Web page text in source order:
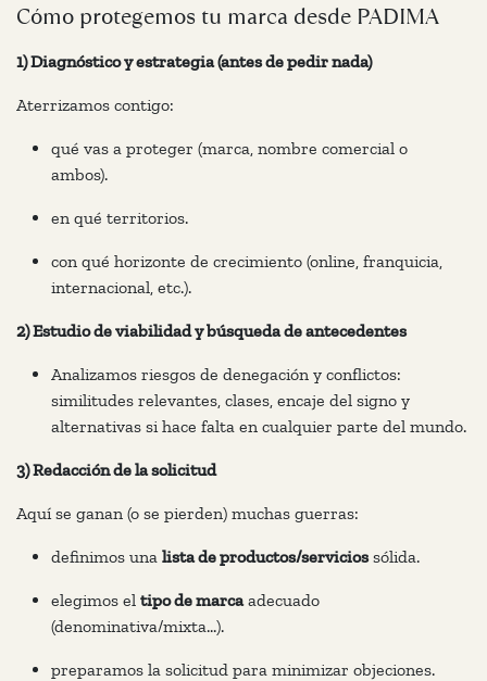
Cómo protegemos tu marca desde PADIMA
1) Diagnóstico y estrategia (antes de pedir nada)
Aterrizamos contigo:
qué vas a proteger (marca, nombre comercial o
ambos).
en qué territorios.
con qué horizonte de crecimiento (online, franquicia,
internacional, etc.).
2) Estudio de viabilidad y búsqueda de antecedentes
Analizamos riesgos de denegación y conflictos:
similitudes relevantes, clases, encaje del signo y
alternativas si hace falta en cualquier parte del mundo.
3) Redacción de la solicitud
Aquí se ganan (o se pierden) muchas guerras:
definimos una lista de productos/serviciossólida.
elegimos el tipo de marcaadecuado
(denominativa/mixta…).
preparamos la solicitud para minimizar objeciones.